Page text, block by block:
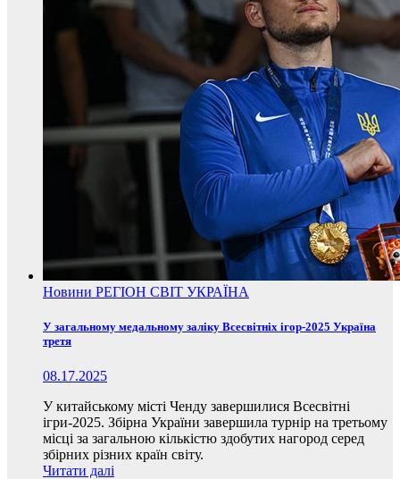
Новини РЕГІОН СВІТ УКРАЇНА
У загальному медальному заліку Всесвітніх ігор-2025 Україна
третя
08.17.2025
У китайському місті Ченду завершилися Всесвітні
ігри-2025. Збірна України завершила турнір на третьому
місці за загальною кількістю здобутих нагород серед
збірних різних країн світу.
Читати далі